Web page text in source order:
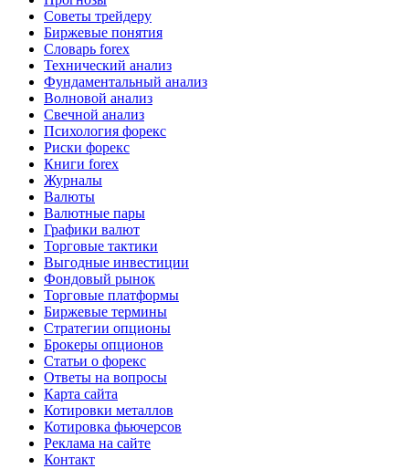
Советы трейдеру
Биржевые понятия
Словарь forex
Технический анализ
Фундаментальный анализ
Волновой анализ
Свечной анализ
Психология форекс
Риски форекс
Книги forex
Журналы
Валюты
Валютные пары
Графики валют
Торговые тактики
Выгодные инвестиции
Фондовый рынок
Торговые платформы
Биржевые термины
Стратегии опционы
Брокеры опционов
Статьи о форекс
Ответы на вопросы
Карта сайта
Котировки металлов
Котировка фьючерсов
Реклама на сайте
Контакт